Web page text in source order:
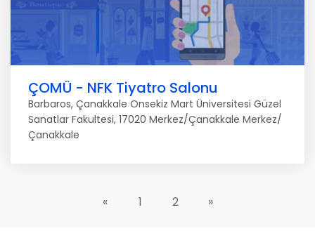
ÇOMÜ - NFK Tiyatro Salonu
Barbaros, Çanakkale Onsekiz Mart Üniversitesi Güzel
Sanatlar Fakultesi, 17020 Merkez/Çanakkale Merkez/
Çanakkale
« 1 2 »